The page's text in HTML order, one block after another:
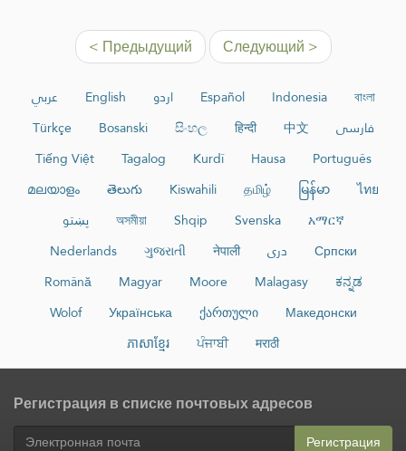
< Предыдущий Следующий >
عربي English اردو Español Indonesia
বাংলা
Türkçe
Bosanski සිංහල हिन्दी 中文
فارسی
Tiếng Việt
Tagalog Kurdî Hausa
Português
മലയാളം
తెలుగు Kiswahili தமிழ் မြန်မာ
ไทย
پښتو
অসমীয়া Shqip Svenska
አማርኛ
Nederlands
ગુજરાતી नेपाली دری
Српски
Română
Magyar Moore Malagasy
ಕನ್ನಡ
Wolof
Українська ქართული
Македонски
ភាសាខ្មែរ
ਪੰਜਾਬੀ मराठी
Регистрация в списке почтовых адресов
Регистрация